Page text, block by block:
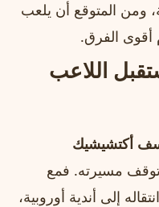
ومن المتوقع أن يلعب
أقوى الفرق.
اللاعب
أكتشيشيك
توقف مسيرته. فمع
إلى أندية أوروبية،